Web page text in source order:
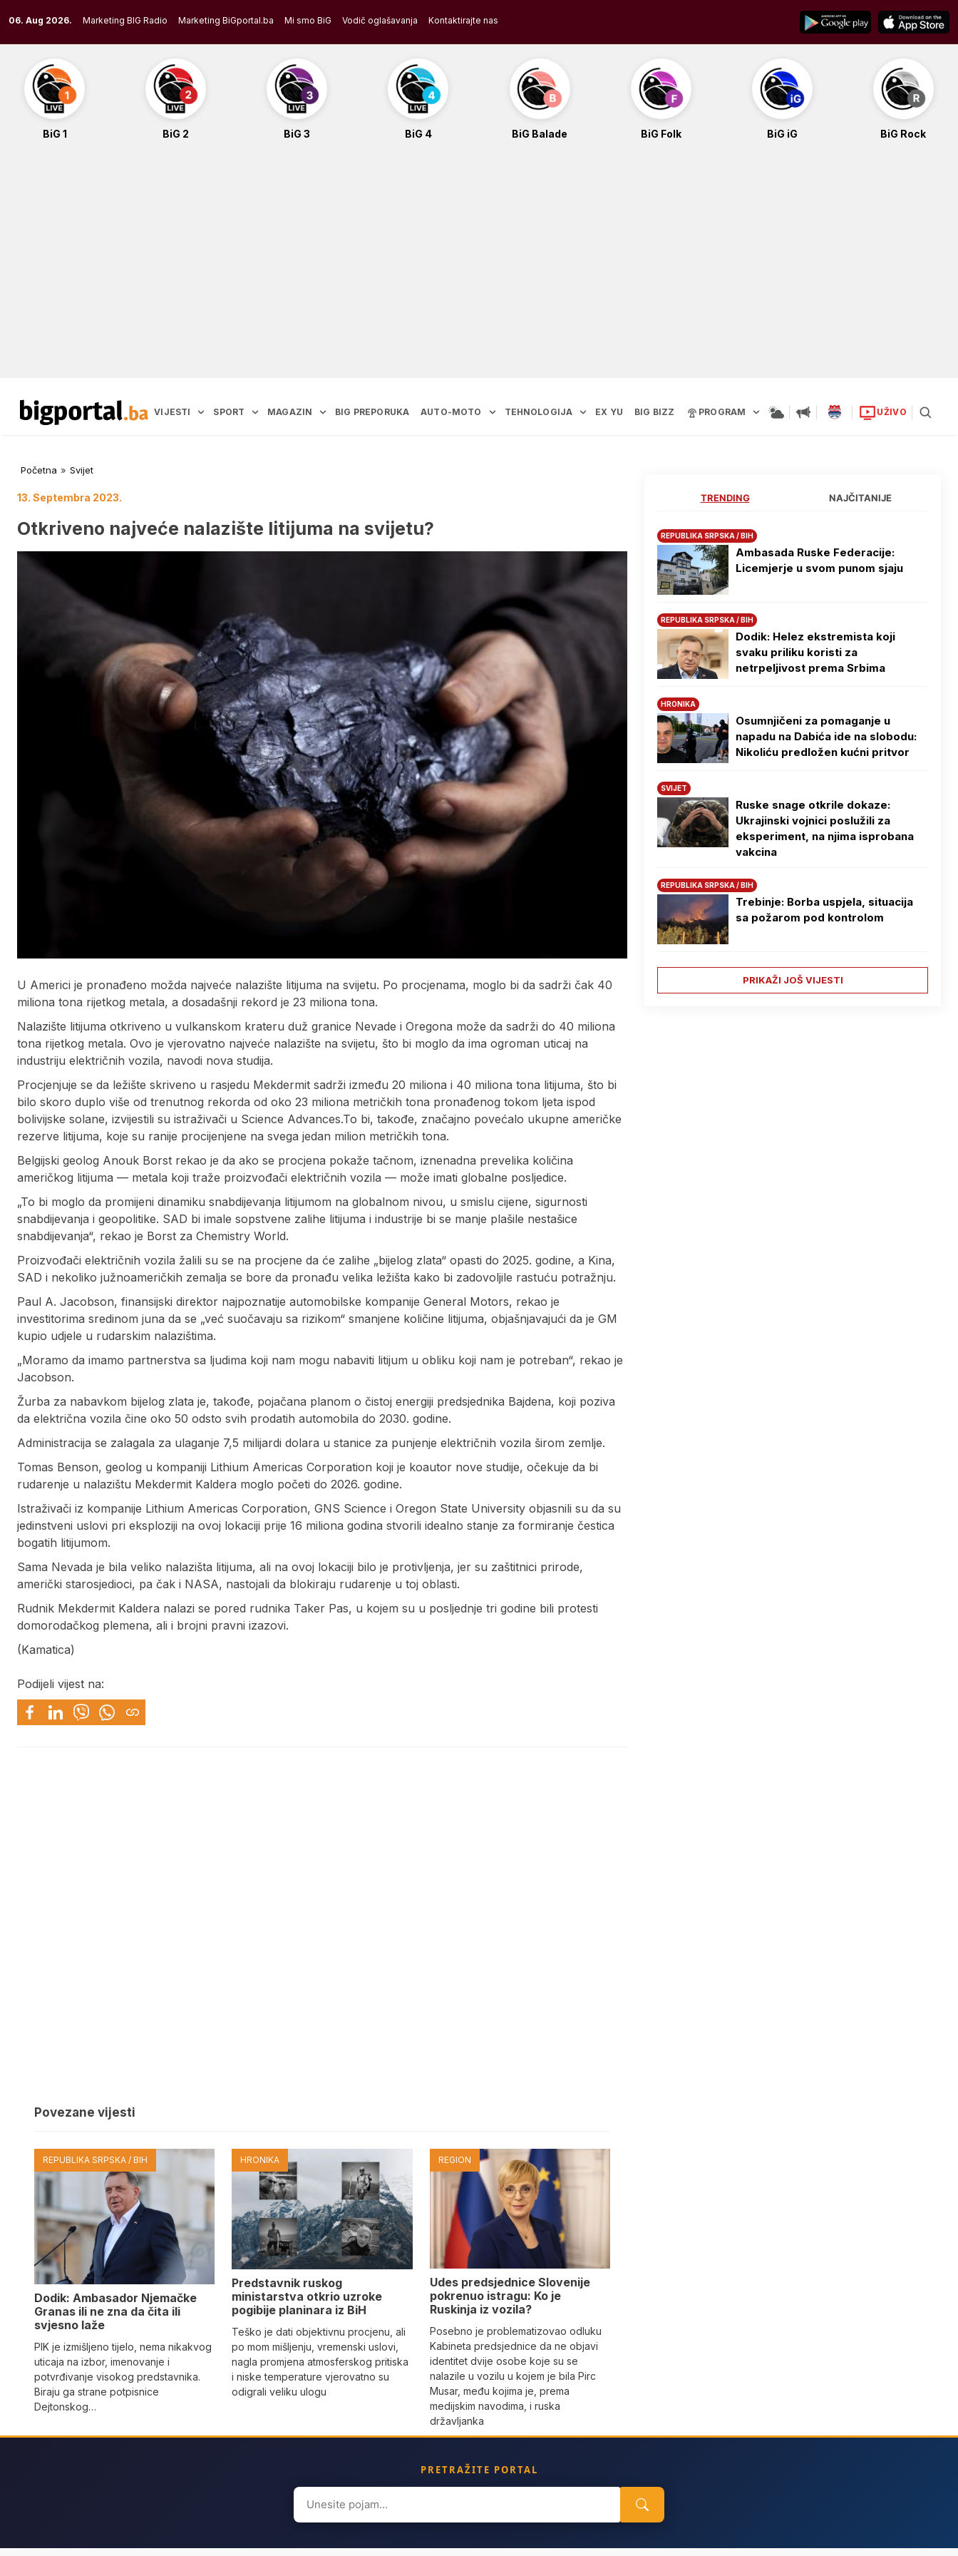
to
content
06. Aug 2026. Marketing BIG Radio Marketing BiGportal.ba Mi smo BiG Vodič oglašavanja Kontaktirajte nas
BiG 1 BiG 2 BiG 3 BiG 4 BiG Balade BiG Folk BiG iG BiG Rock
VIJESTI SPORT MAGAZIN BIG PREPORUKA AUTO-MOTO TEHNOLOGIJA EX YU BIG BIZZ PROGRAM UŽIVO
Početna » Svijet
13. Septembra 2023.
Otkriveno najveće nalazište litijuma na svijetu?
U Americi je pronađeno možda najveće nalazište litijuma na svijetu. Po procjenama, moglo bi da sadrži čak 40
miliona tona rijetkog metala, a dosadašnji rekord je 23 miliona tona.
Nalazište litijuma otkriveno u vulkanskom krateru duž granice Nevade i Oregona može da sadrži do 40 miliona
tona rijetkog metala. Ovo je vjerovatno najveće nalazište na svijetu, što bi moglo da ima ogroman uticaj na
industriju električnih vozila, navodi nova studija.
Procjenjuje se da ležište skriveno u rasjedu Mekdermit sadrži između 20 miliona i 40 miliona tona litijuma, što bi
bilo skoro duplo više od trenutnog rekorda od oko 23 miliona metričkih tona pronađenog tokom ljeta ispod
bolivijske solane, izvijestili su istraživači u Science Advances.To bi, takođe, značajno povećalo ukupne američke
rezerve litijuma, koje su ranije procijenjene na svega jedan milion metričkih tona.
Belgijski geolog Anouk Borst rekao je da ako se procjena pokaže tačnom, iznenadna prevelika količina
američkog litijuma — metala koji traže proizvođači električnih vozila — može imati globalne posljedice.
„To bi moglo da promijeni dinamiku snabdijevanja litijumom na globalnom nivou, u smislu cijene, sigurnosti
snabdijevanja i geopolitike. SAD bi imale sopstvene zalihe litijuma i industrije bi se manje plašile nestašice
snabdijevanja“, rekao je Borst za Chemistry World.
Proizvođači električnih vozila žalili su se na procjene da će zalihe „bijelog zlata“ opasti do 2025. godine, a Kina,
SAD i nekoliko južnoameričkih zemalja se bore da pronađu velika ležišta kako bi zadovoljile rastuću potražnju.
Paul A. Jacobson, finansijski direktor najpoznatije automobilske kompanije General Motors, rekao je
investitorima sredinom juna da se „već suočavaju sa rizikom“ smanjene količine litijuma, objašnjavajući da je GM
kupio udjele u rudarskim nalazištima.
„Moramo da imamo partnerstva sa ljudima koji nam mogu nabaviti litijum u obliku koji nam je potreban“, rekao je
Jacobson.
Žurba za nabavkom bijelog zlata je, takođe, pojačana planom o čistoj energiji predsjednika Bajdena, koji poziva
da električna vozila čine oko 50 odsto svih prodatih automobila do 2030. godine.
Administracija se zalagala za ulaganje 7,5 milijardi dolara u stanice za punjenje električnih vozila širom zemlje.
Tomas Benson, geolog u kompaniji Lithium Americas Corporation koji je koautor nove studije, očekuje da bi
rudarenje u nalazištu Mekdermit Kaldera moglo početi do 2026. godine.
Istraživači iz kompanije Lithium Americas Corporation, GNS Science i Oregon State University objasnili su da su
jedinstveni uslovi pri eksploziji na ovoj lokaciji prije 16 miliona godina stvorili idealno stanje za formiranje čestica
bogatih litijumom.
Sama Nevada je bila veliko nalazišta litijuma, ali na ovoj lokaciji bilo je protivljenja, jer su zaštitnici prirode,
američki starosjedioci, pa čak i NASA, nastojali da blokiraju rudarenje u toj oblasti.
Rudnik Mekdermit Kaldera nalazi se pored rudnika Taker Pas, u kojem su u posljednje tri godine bili protesti
domorodačkog plemena, ali i brojni pravni izazovi.
(Kamatica)
Podijeli vijest na:
Povezane vijesti
REPUBLIKA SRPSKA / BIH
Dodik: Ambasador Njemačke
Granas ili ne zna da čita ili
svjesno laže
PIK je izmišljeno tijelo, nema nikakvog
uticaja na izbor, imenovanje i
potvrđivanje visokog predstavnika.
Biraju ga strane potpisnice
Dejtonskog…
HRONIKA
Predstavnik ruskog
ministarstva otkrio uzroke
pogibije planinara iz BiH
Teško je dati objektivnu procjenu, ali
po mom mišljenju, vremenski uslovi,
nagla promjena atmosferskog pritiska
i niske temperature vjerovatno su
odigrali veliku ulogu
REGION
Udes predsjednice Slovenije
pokrenuo istragu: Ko je
Ruskinja iz vozila?
Posebno je problematizovao odluku
Kabineta predsjednice da ne objavi
identitet dvije osobe koje su se
nalazile u vozilu u kojem je bila Pirc
Musar, među kojima je, prema
medijskim navodima, i ruska
državljanka
TRENDING NAJČITANIJE
REPUBLIKA SRPSKA / BIH
Ambasada Ruske Federacije:
Licemjerje u svom punom sjaju
REPUBLIKA SRPSKA / BIH
Dodik: Helez ekstremista koji
svaku priliku koristi za
netrpeljivost prema Srbima
HRONIKA
Osumnjičeni za pomaganje u
napadu na Dabića ide na slobodu:
Nikoliću predložen kućni pritvor
SVIJET
Ruske snage otkrile dokaze:
Ukrajinski vojnici poslužili za
eksperiment, na njima isprobana
vakcina
REPUBLIKA SRPSKA / BIH
Trebinje: Borba uspjela, situacija
sa požarom pod kontrolom
PRIKAŽI JOŠ VIJESTI
PRETRAŽITE PORTAL
Search
for: